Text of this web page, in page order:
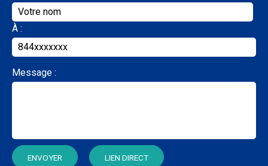
À :
Message :